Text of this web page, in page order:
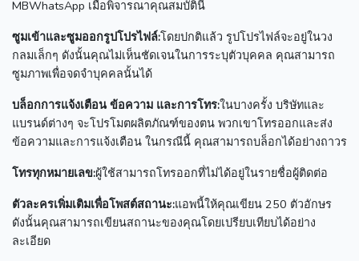
MBWhatsApp เมื่อพิจารณาคุณสมบัตินี้
ซูมเข้าและซูมออกรูปโปรไฟล์:โดยปกติแล้ว รูปโปรไฟล์จะอยู่ในวง
กลมเล็กๆ ดังนั้นคุณไม่เห็นชัดเจนในการระบุตัวบุคคล คุณสามารถ
ซูมภาพเพื่อจดจำบุคคลนั้นได้
บล็อกการแจ้งเตือน ข้อความ และการโทร:ในบางครั้ง บริษัทและ
แบรนด์ต่างๆ จะโปรโมตผลิตภัณฑ์ของตน พวกเขาโทรออกและส่ง
ข้อความและการแจ้งเตือน ในกรณีนี้ คุณสามารถบล็อกได้อย่างถาวร
โทรทุกหมายเลข:ผู้ใช้สามารถโทรออกที่ไม่ได้อยู่ในรายชื่อผู้ติดต่อ
ตัวละครเพิ่มเติมเพื่อโพสต์สถานะ:แอพนี้ให้คุณเขียน 250 ตัวอักษร
ดังนั้นคุณสามารถเขียนสถานะของคุณโดยเปรียบเทียบได้อย่าง
ละเอียด